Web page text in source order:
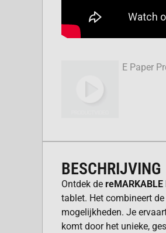
BESCHRIJVING
Ontdek de
tablet. Het combineert
mogelijkheden. Je
komt door het unieke,